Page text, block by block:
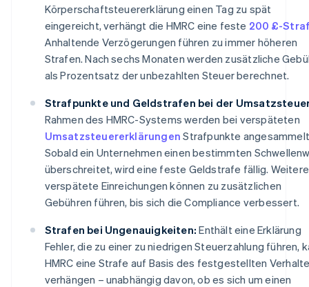
Körperschaftsteuererklärung einen Tag zu spät
eingereicht, verhängt die HMRC eine feste 200 £-
Anhaltende Verzögerungen führen zu immer höheren
Strafen. Nach sechs Monaten werden zusätzliche
als Prozentsatz der unbezahlten Steuer berechnet.
Strafpunkte und Geldstrafen bei der
Rahmen des HMRC-Systems werden bei verspäteten
Umsatzsteuererklärungen Strafpunkte
Sobald ein Unternehmen einen bestimmten
überschreitet, wird eine feste Geldstrafe fällig. Weitere
verspätete Einreichungen können zu zusätzlichen
Gebühren führen, bis sich die Compliance verbessert.
Strafen bei Ungenauigkeiten: Enthält eine Erklärung
Fehler, die zu einer zu niedrigen Steuerzahlung führen,
HMRC eine Strafe auf Basis des festgestellten
verhängen – unabhängig davon, ob es sich um einen